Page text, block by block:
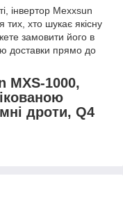
інвертор Mexxsun
хто шукає якісну
замовити його в
доставки прямо до
MXS-1000,
дроти, Q4